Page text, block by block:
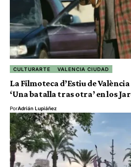
CULTURARTE VALENCIA CIUDAD
La Filmoteca d’Estiu de
‘Una batalla tras otra’ en los
PorAdrián Lupiáñez